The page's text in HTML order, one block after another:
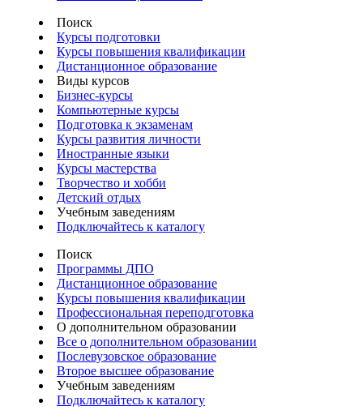
Поиск
Курсы подготовки
Курсы повышения квалификации
Дистанционное образование
Виды курсов
Бизнес-курсы
Компьютерные курсы
Подготовка к экзаменам
Курсы развития личности
Иностранные языки
Курсы мастерства
Творчество и хобби
Детский отдых
Учебным заведениям
Подключайтесь к каталогу
Поиск
Программы ДПО
Дистанционное образование
Курсы повышения квалификации
Профессиональная переподготовка
О дополнительном образовании
Все о дополнительном образовании
Послевузовское образование
Второе высшее образование
Учебным заведениям
Подключайтесь к каталогу